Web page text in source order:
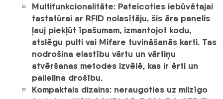
Multifunkcionalitāte: Pateicoties iebūvētajai
tastatūrai ar RFID nolasītāju, šis āra panelis
ļauj piekļūt īpašumam, izmantojot kodu,
atslēgu pulti vai Mifare tuvināšanās karti. Tas
nodrošina elastību vārtu un vārtiņu
atvēršanas metodes izvēlē, kas ir ērti un
palielina drošību.
Kompaktais dizains: neraugoties uz milzīgo